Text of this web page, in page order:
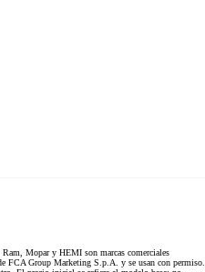
Mopar y HEMI son marcas comerciales
FCA Group Marketing S.p.A. y se usan con permiso.